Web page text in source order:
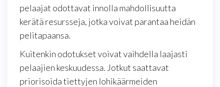
pelaajat odottavat innolla mahdollisuutta
kerätä resursseja, jotka voivat parantaa heidän
pelitapaansa.
Kuitenkin odotukset voivat vaihdella laajasti
pelaajien keskuudessa. Jotkut saattavat
priorisoida tiettyjen lohikäärmeiden